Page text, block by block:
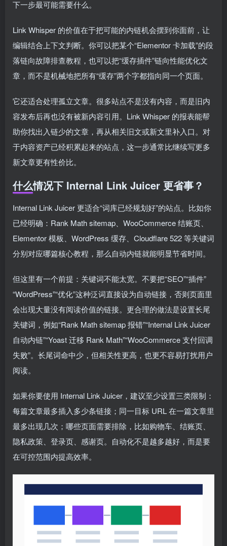
下一步最可能需要什么。
Link Whisper 的价值在于把可能的内链机会摆到你面前，让
编辑结合上下文判断。你可以把某个“Elementor 卡加载”的段
落链向故障排查教程，也可以把“缓存插件”链向性能优化文
章，而不是机械地把所有“缓存”两个字都指向同一个页面。
它还适合处理孤立文章。很多站点不是没有内容，而是旧内
容发布后再也没有被新内容引用。Link Whisper 的报表能帮
助你找出入链少的文章，再从相关旧文或新文里补入口。对
于内容资产已经积累起来的站点，这一步通常比继续写更多
新文章更有性价比。
什么情况下 Internal Link Juicer 更省事？
Internal Link Juicer 更适合“词库已经规划好”的站点。比如你
已经明确：Rank Math sitemap、WooCommerce 结账页、
Elementor 模板、WordPress 缓存、Cloudflare 522 等关键词
分别对应哪篇核心教程，那么自动内链就能明显节省时间。
但这里有一个前提：关键词不能太宽。不要把“SEO”“插件”
“WordPress”“优化”这种泛词直接设为自动链接，否则页面里
会出现大量没有阅读价值的链接。更合理的做法是设置长尾
关键词，例如“Rank Math sitemap 报错”“Internal Link Juicer
自动内链”“Yoast 迁移 Rank Math”“WooCommerce 支付回调
失败”。长尾词命中少，但相关性更高，也更不容易打扰用户
阅读。
如果你要使用 Internal Link Juicer，建议至少设置三类限制：
每篇文章最多插入多少条链接；同一目标 URL 在一篇文章里
最多出现几次；哪些页面需要排除，比如购物车、结账页、
隐私政策、登录页、感谢页。自动化不是越多越好，而是要
在可控范围内提高效率。